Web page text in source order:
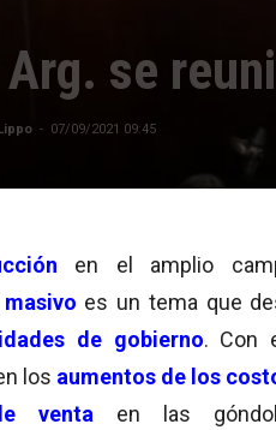
Arg. se
- 07/09/2021 09:45
en el amplio
es un tema que
de gobierno. Con
los aumentos de los
venta en las